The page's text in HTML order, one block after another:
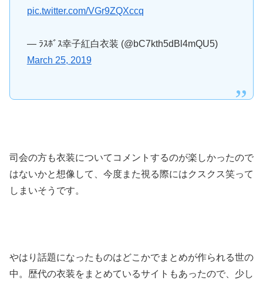
pic.twitter.com/VGr9ZQXccq
— ﾗｽﾎﾞｽ幸子紅白衣装 (@bC7kth5dBl4mQU5)
March 25, 2019
司会の方も衣装についてコメントするのが楽しかったので
はないかと想像して、今度また視る際にはクスクス笑って
しまいそうです。
やはり話題になったものはどこかでまとめが作られる世の
中。歴代の衣装をまとめているサイトもあったので、少し